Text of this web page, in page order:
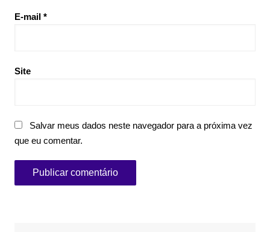
E-mail *
Site
Salvar meus dados neste navegador para a próxima vez
que eu comentar.